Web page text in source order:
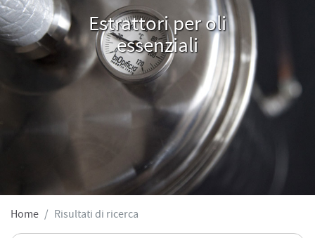
Estrattori per oli
essenziali
Home Risultati di ricerca